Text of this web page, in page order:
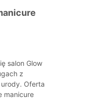
salon Glow
z
Oferta
manicure